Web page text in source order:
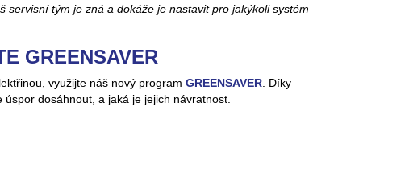
tým je zná a dokáže je nastavit pro jakýkoli systém
GREENSAVER
využijte náš nový program GREENSAVER . Díky
dosáhnout, a jaká je jejich návratnost.